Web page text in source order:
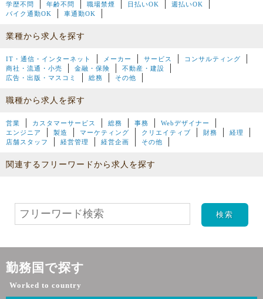
学歴不問
年齢不問 職場禁煙 日払いOK
週払いOK
バイク通勤OK
車通勤OK
業種から求人を探す
IT・通信・インターネット メーカー サービス
コンサルティング
商社・流通・小売
金融・保険
不動産・建設
広告・出版・マスコミ
総務 その他
職種から求人を探す
営業 カスタマーサービス 総務 事務
Webデザイナー
エンジニア
製造 マーケティング クリエイティブ 財務
経理
店舗スタッフ
経営管理 経営企画 その他
関連するフリーワードから求人を探す
勤務国で探す
Worked to country